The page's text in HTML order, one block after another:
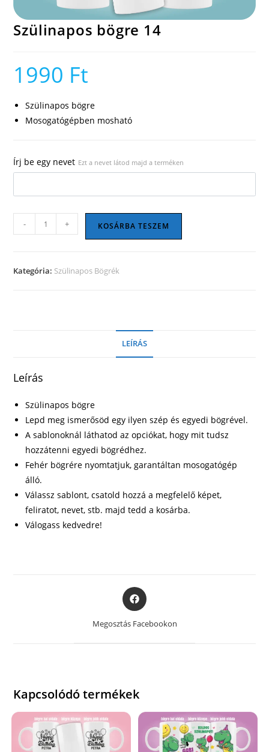
Szülinapos bögre 14
1990 Ft
Szülinapos bögre
Mosogatógépben mosható
Írj be egy nevet Ezt a nevet látod majd a terméken
Szülinapos
bögre
mennyiség
- + KOSÁRBA TESZEM
Kategória: Szülinapos Bögrék
LEÍRÁS
Leírás
Szülinapos bögre
Lepd meg ismerősöd egy ilyen szép és egyedi bögrével.
A sablonoknál láthatod az opciókat, hogy mit tudsz
hozzátenni egyedi bögrédhez.
Fehér bögrére nyomtatjuk, garantáltan mosogatógép
álló.
Válassz sablont, csatold hozzá a megfelelő képet,
feliratot, nevet, stb. majd tedd a kosárba.
Válogass kedvedre!
Opens
in
a
new
Megosztás Facebookon
Kapcsolódó termékek